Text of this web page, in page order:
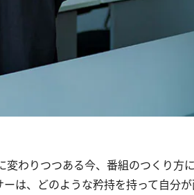
わりつつある今、番組のつくり方
は、どのような矜持を持って自分